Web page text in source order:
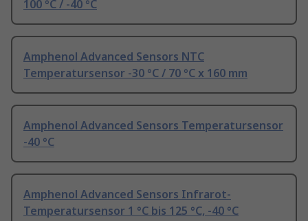
100 °C / -40 °C
Amphenol Advanced Sensors NTC
Temperatursensor -30 °C / 70 °C x 160 mm
Amphenol Advanced Sensors Temperatursensor
-40 °C
Amphenol Advanced Sensors Infrarot-
Temperatursensor 1 °C bis 125 °C, -40 °C